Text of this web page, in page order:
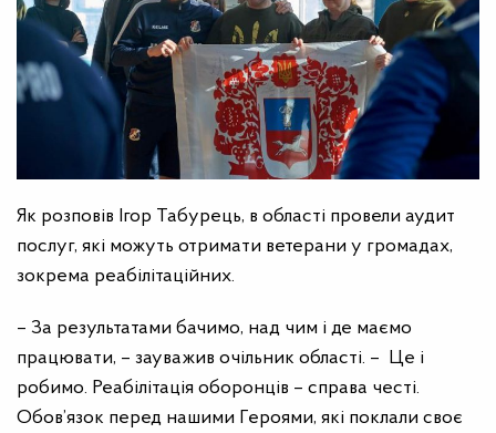
Як розповів Ігор Табурець, в області провели аудит
послуг, які можуть отримати ветерани у громадах,
зокрема реабілітаційних.
– За результатами бачимо, над чим і де маємо
працювати, – зауважив очільник області. – Це і
робимо. Реабілітація оборонців – справа честі.
Обов’язок перед нашими Героями, які поклали своє